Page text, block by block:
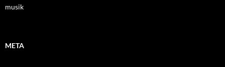
musik
META